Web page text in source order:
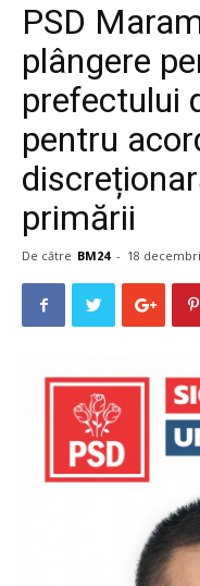
PSD
plângere
prefectului
pentru
primării
De către BM24 - 18